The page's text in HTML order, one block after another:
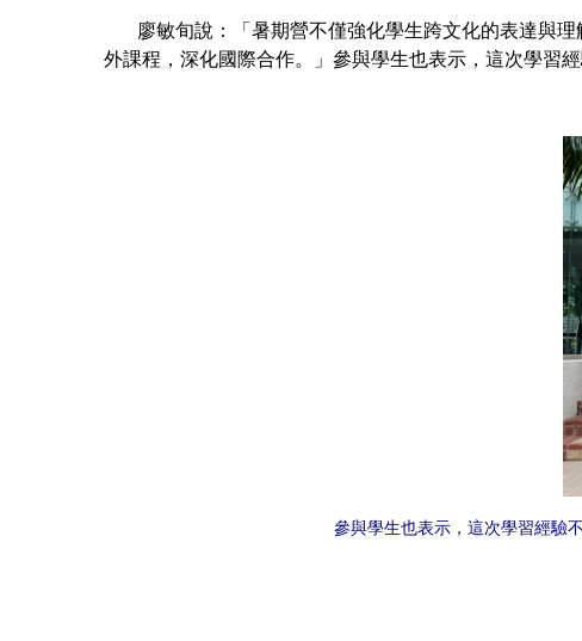
廖敏旬說：「暑期營不僅強化學生跨文化的表達與理
外課程，深化國際合作。」參與學生也表示，這次學習
參與學生也表示，這次學習經驗